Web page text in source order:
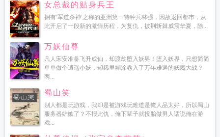
女总裁的贴身兵王
拥有‘军道杀神’之称的亚洲第一特种兵林强，因故返回都市，从
此开启了一段新的激情历程，为复仇，披荆斩棘威震华夏，除...
万妖仙尊
凡人宋安准备飞升成仙，却渡劫堕入妖界！堕入妖界，只想简简
单单做个逍遥小妖，却稀里糊涂卷入了万年难遇的妖魔大战？
两...
蜀山笑
别人都是玩游戏，我却是被游戏玩难道是俺人品太好，所以蜀山
服务器妒嫉了？不报此仇，俺下辈子就投胎做男人话说俺在游
戏...